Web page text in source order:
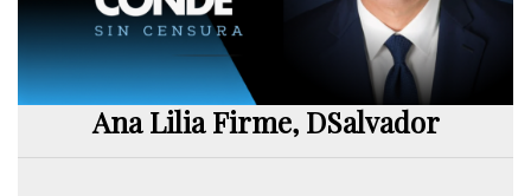
Ana Lilia Firme, DSalvador